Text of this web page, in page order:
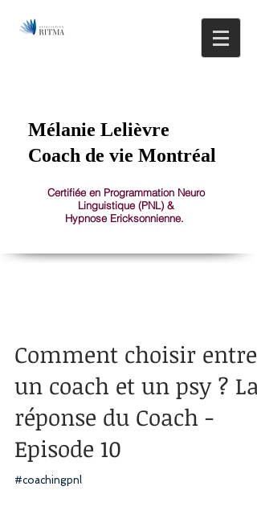
Mélanie Lelièvre
Coach de vie Montréal
Certifiée en Programmation Neuro
Linguistique (PNL) &
Hypnose Ericksonnienne.
Comment choisir entre
un coach et un psy ? La
réponse du Coach -
Episode 10
#coachingpnl